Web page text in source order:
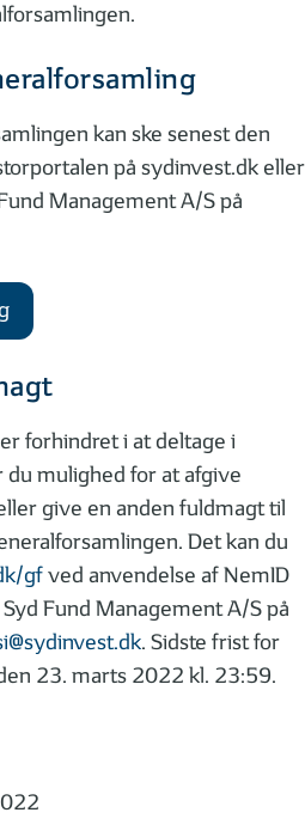
kan ske senest den
på sydinvest.dk eller
Management A/S på
forhindret i at deltage i
mulighed for at afgive
give en anden fuldmagt til
Det kan du
gfved anvendelse af NemID
Fund Management A/S på
. Sidste frist for
23. marts 2022 kl. 23:59.